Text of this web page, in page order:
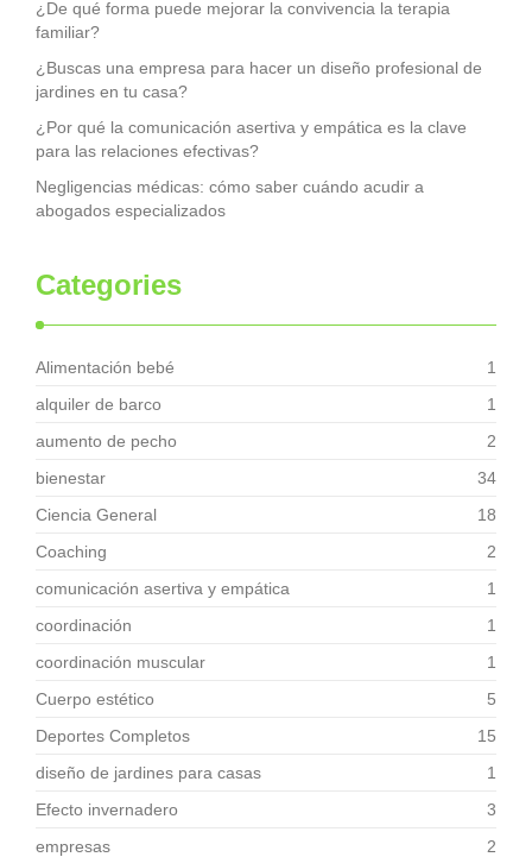
¿De qué forma puede mejorar la convivencia la terapia
familiar?
¿Buscas una empresa para hacer un diseño profesional de
jardines en tu casa?
¿Por qué la comunicación asertiva y empática es la clave
para las relaciones efectivas?
Negligencias médicas: cómo saber cuándo acudir a
abogados especializados
Categories
Alimentación bebé
1
alquiler de barco
1
aumento de pecho
2
bienestar
34
Ciencia General
18
Coaching
2
comunicación asertiva y empática
1
coordinación
1
coordinación muscular
1
Cuerpo estético
5
Deportes Completos
15
diseño de jardines para casas
1
Efecto invernadero
3
empresas
2